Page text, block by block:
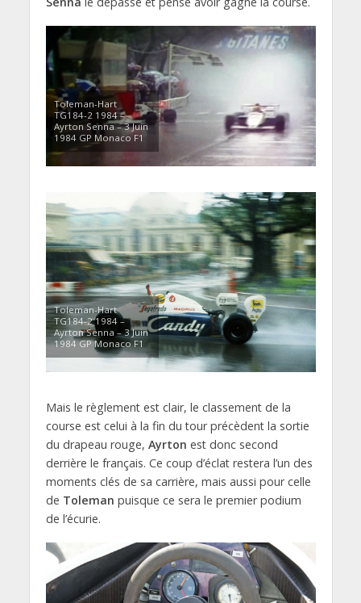
Toleman-Hart
TG184-2 1984 –
Ayrton Senna – 3 Juin
1984 GP Monaco F1
Toleman-Hart
TG184-2 1984 –
Ayrton Senna – 3 Juin
1984 GP Monaco F1
Mais le règlement est clair, le classement de la
course est celui à la fin du tour précèdent la sortie
du drapeau rouge, Ayrton est donc second
derrière le français. Ce coup d’éclat restera l’un des
moments clés de sa carrière, mais aussi pour celle
de Toleman puisque ce sera le premier podium
de l’écurie.